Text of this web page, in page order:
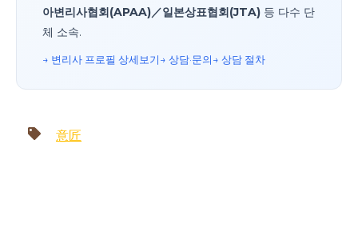
아변리사협회(APAA)／일본상표협회(JTA) 등 다수 단
체 소속.
→ 변리사 프로필 상세 보기→ 상담·문의→ 상담 절차
意匠